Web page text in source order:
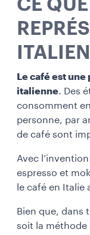
CE
Le café est
italienne. Des
consomment
personne, par
de café sont
Avec
espresso et
le café en
Bien que, dans
soit la méthode